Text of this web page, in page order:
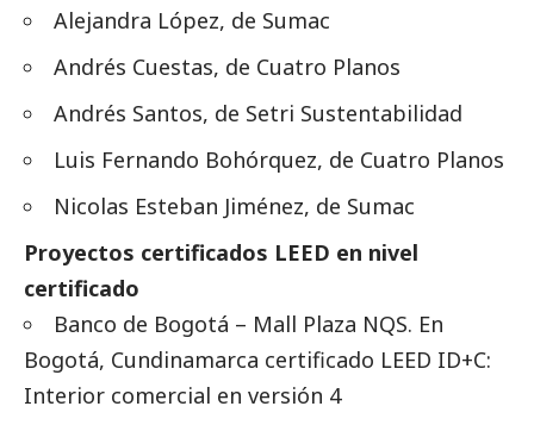
Alejandra López, de Sumac
Andrés Cuestas, de Cuatro Planos
Andrés Santos, de Setri Sustentabilidad
Luis Fernando Bohórquez, de Cuatro Planos
Nicolas Esteban Jiménez, de Sumac
Proyectos certificados LEED en nivel
certificado
Banco de Bogotá – Mall Plaza NQS. En
Bogotá, Cundinamarca certificado LEED ID+C:
Interior comercial en versión 4